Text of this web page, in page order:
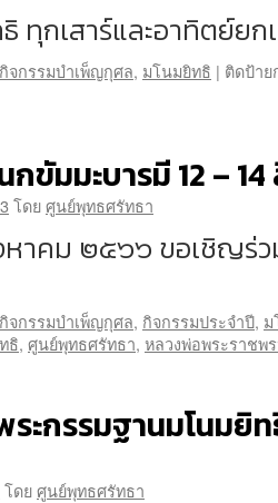
ทุกเสาร์และอาทิตย์ยก
กิจกรรมบำเพ็ญกุศล, มโนมยิทธิ | ติดป้าย
ขัมมะบารมี 12 –
โดยศูนย์พุทธศรัทธา
าคม ๒๕๖๖ ขอเชิญร่
กิจกรรมบำเพ็ญกุศล, กิจกรรมประจำปี,
ธิ, ศูนย์พุทธศรัทธา, หลวงพ่อพระราชพ
ะกรรมฐานมโนมยิ
โดยศูนย์พุทธศรัทธา